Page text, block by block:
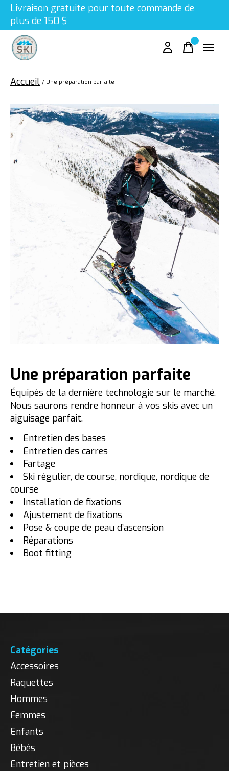
Livraison gratuite pour toute commande de
plus de 150 $
0items
Accueil / Une préparation parfaite
Une préparation parfaite
Équipés de la dernière technologie sur le marché.
Nous saurons rendre honneur à vos skis avec un
aiguisage parfait.
Entretien des bases
Entretien des carres
Fartage
Ski régulier, de course, nordique, nordique de
course
Installation de fixations
Ajustement de fixations
Pose & coupe de peau d’ascension
Réparations
Boot fitting
Catégories
Accessoires
Raquettes
Hommes
Femmes
Enfants
Bébés
Entretien et pièces